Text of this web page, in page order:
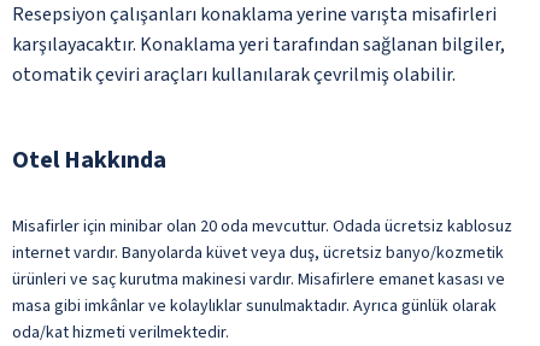
Resepsiyon çalışanları konaklama yerine varışta misafirleri
karşılayacaktır. Konaklama yeri tarafından sağlanan bilgiler,
otomatik çeviri araçları kullanılarak çevrilmiş olabilir.
Otel Hakkında
Misafirler için minibar olan 20 oda mevcuttur. Odada ücretsiz kablosuz
internet vardır. Banyolarda küvet veya duş, ücretsiz banyo/kozmetik
ürünleri ve saç kurutma makinesi vardır. Misafirlere emanet kasası ve
masa gibi imkânlar ve kolaylıklar sunulmaktadır. Ayrıca günlük olarak
oda/kat hizmeti verilmektedir.